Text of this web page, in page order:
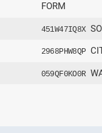
FORM
451W47IQ8X
2968PHW8QP
059QF0KO0R